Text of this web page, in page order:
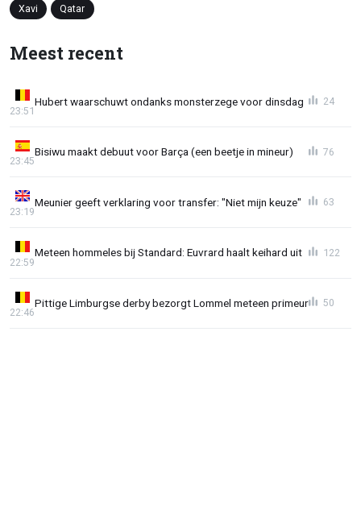
Xavi Qatar
Meest recent
Hubert waarschuwt ondanks monsterzege voor dinsdag
23:51
24
Bisiwu maakt debuut voor Barça (een beetje in mineur)
23:45
76
Meunier geeft verklaring voor transfer: "Niet mijn keuze"
23:19
63
Meteen hommeles bij Standard: Euvrard haalt keihard uit
22:59
122
Pittige Limburgse derby bezorgt Lommel meteen primeur
22:46
50